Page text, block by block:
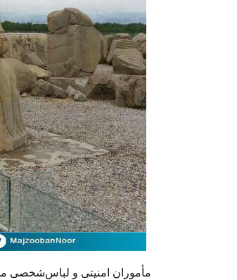
مأموران امنیتی و لباس‌شخصی